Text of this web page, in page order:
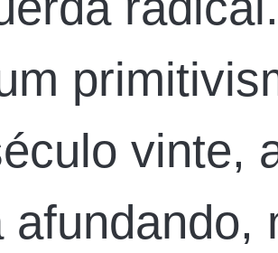
vinte,
afundando,